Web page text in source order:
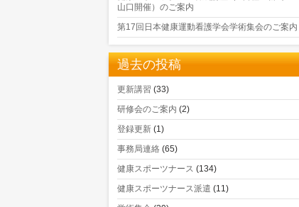
山口開催）のご案内
第17回日本健康運動看護学会学術集会のご案内
過去の投稿
更新講習 (33)
研修会のご案内 (2)
登録更新 (1)
事務局連絡 (65)
健康スポーツナース (134)
健康スポーツナース派遣 (11)